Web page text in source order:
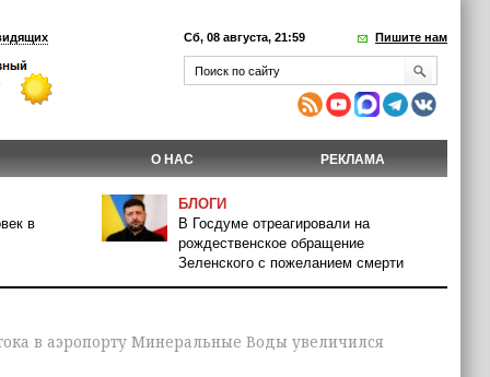
Сб, 08 августа, 21:59 Пишите нам
О НАС РЕКЛАМА
в
БЛОГИ
В Госдуме отреагировали на
рождественское обращение
Зеленского с пожеланием смерти
в аэропорту Минеральные Воды увеличился